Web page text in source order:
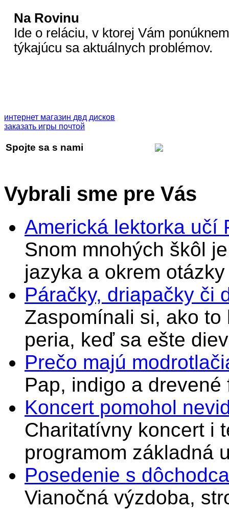
Na Rovinu
Ide o reláciu, v ktorej Vám
týkajúcu sa aktuálnych problémov.
интернет магазин двд дисков
заказать игры почтой
Spojte sa s nami
Vybrali sme pre Vás
Americká lektorka učí
Snom mnohých škôl
jazyka a okrem
Páračky, driapačky či
Zaspomínali si, ako
peria, keď sa ešte
Prečo majú
Pap, indigo a drevené
Koncert pomohol
Charitatívny koncert i
programom základná
Posedenie s
Vianočná výzdoba,